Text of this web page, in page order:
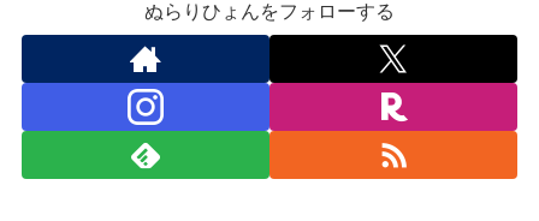
ぬらりひょんをフォローする